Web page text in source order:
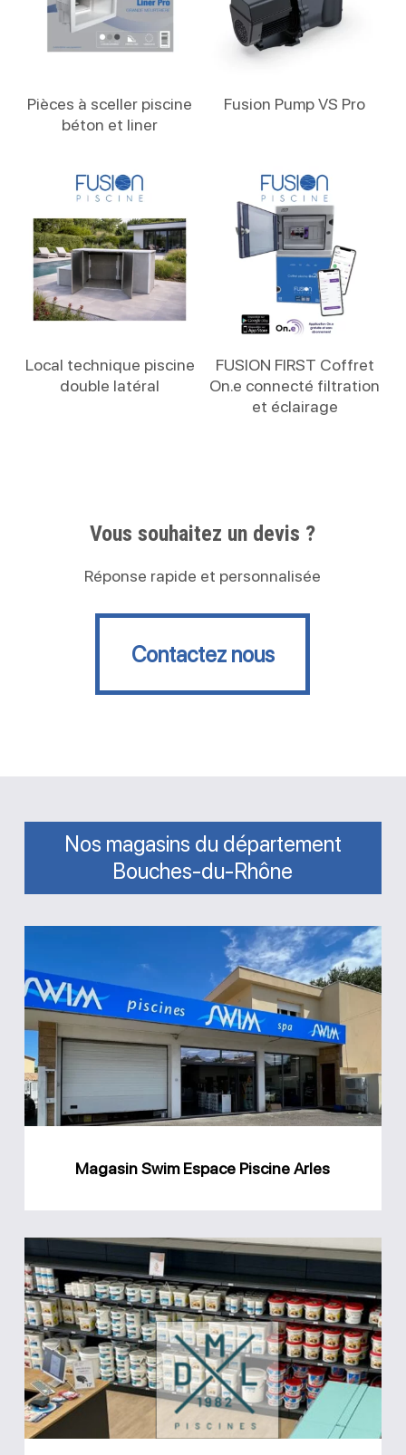
Pièces à sceller piscine
béton et liner
Fusion Pump VS Pro
Local technique piscine
double latéral
FUSION FIRST Coffret
On.e connecté filtration
et éclairage
Vous souhaitez un devis ?
Réponse rapide et personnalisée
Contactez nous
Contactez nous
Nos magasins du département
Bouches-du-Rhône
Magasin
Swim
Espace
Piscine
Arles
Magasin Swim Espace Piscine Arles
Magasin
DML
piscines
Lauris